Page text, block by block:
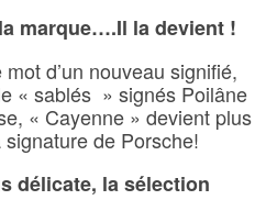
marque….Il la devient !
d’un nouveau signifié,
« sablés » signés Poilâne
« Cayenne » devient plus
de Porsche!
délicate, la sélection